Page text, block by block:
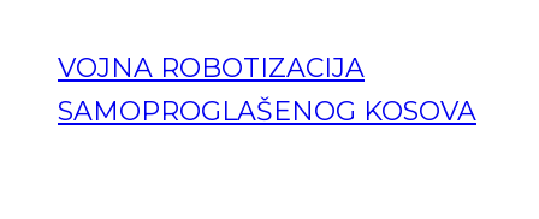
VOJNA ROBOTIZACIJA
SAMOPROGLAŠENOG KOSOVA